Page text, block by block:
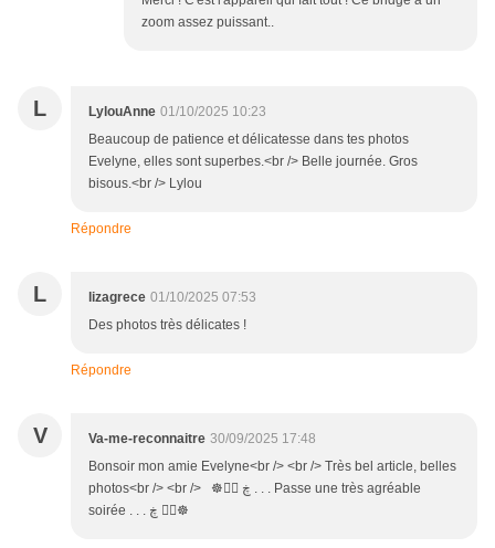
zoom assez puissant..
L LylouAnne 01/10/2025 10:23
Beaucoup de patience et délicatesse dans tes photos
Evelyne, elles sont superbes.<br /> Belle journée. Gros
bisous.<br /> Lylou
Répondre
L lizagrece 01/10/2025 07:53
Des photos très délicates !
Répondre
V Va-me-reconnaitre 30/09/2025 17:48
Bonsoir mon amie Evelyne<br /> <br /> Très bel article, belles
photos<br /> <br /> ☸ڿ ڰۣ . . . Passe une très agréable
soirée . . . ڰۣ ڿ☸